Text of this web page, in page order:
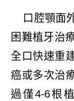
口腔顎面
困難植牙治
全口快速重
癌或多次治
過僅4-6根